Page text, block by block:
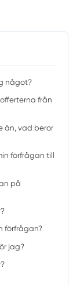
något?
från
än, vad beror
förfrågan till
på
förfrågan?
jag?